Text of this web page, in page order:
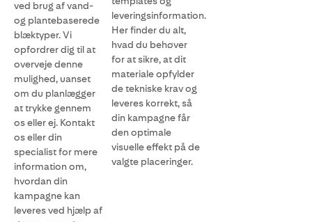
ved brug af vand-
og plantebaserede
blæktyper. Vi
opfordrer dig til at
overveje denne
mulighed, uanset
om du planlægger
at trykke gennem
os eller ej. Kontakt
os eller din
specialist for mere
information om,
hvordan din
kampagne kan
leveres ved hjælp af
leveringsinformation.
Her finder du alt,
hvad du behøver
for at sikre, at dit
materiale opfylder
de tekniske krav og
leveres korrekt, så
din kampagne får
den optimale
visuelle effekt på de
valgte placeringer.